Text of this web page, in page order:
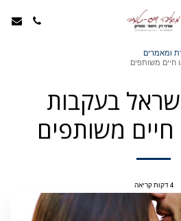
ומאמרים
חיים משותפים
בעקבות
חיים משותפים
4 דקות קריאה